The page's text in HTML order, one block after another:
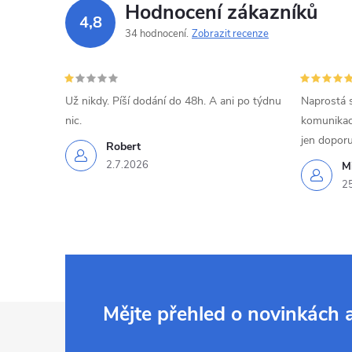
4,8 Hodnocení zákazníků
34 hodnocení Zobrazit recenze
Robert
2.7.2026
Už nikdy. Píší dodání do 48h. A ani po týdnu
nic.
Naprostá
jen
Mějte přehled o novinkách